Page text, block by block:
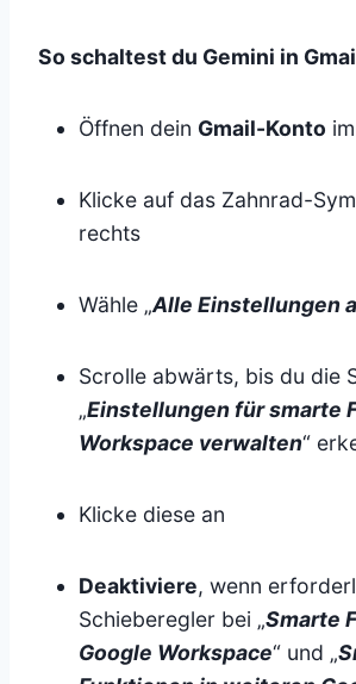
So schaltest du Gemini in
Öffnen dein Gmail-Konto
Klicke auf das Zahnrad-
rechts
Wähle „Alle Einstellungen
Scrolle abwärts, bis du die
„Einstellungen für smarte
Workspace verwalten“
Klicke diese an
Deaktiviere, wenn
Schieberegler bei „Smarte
Google Workspace“ und „